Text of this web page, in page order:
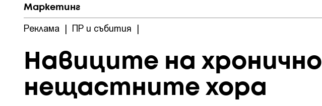
Маркетинг
Реклама | ПР и събития |
Навиците на хронично
нещастните хора